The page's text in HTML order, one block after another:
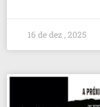
16 de dez , 2025